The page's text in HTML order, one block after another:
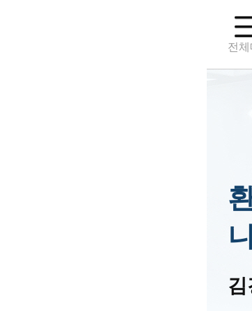
전